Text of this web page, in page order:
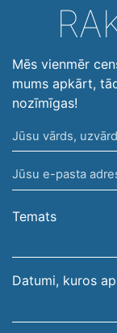
Mēs vienmēr
mums apkārt,
nozīmīgas!
Jūsu
vārds,
uzvārds
Jūsu
e-
pasta
Temats
Datumi, kuros